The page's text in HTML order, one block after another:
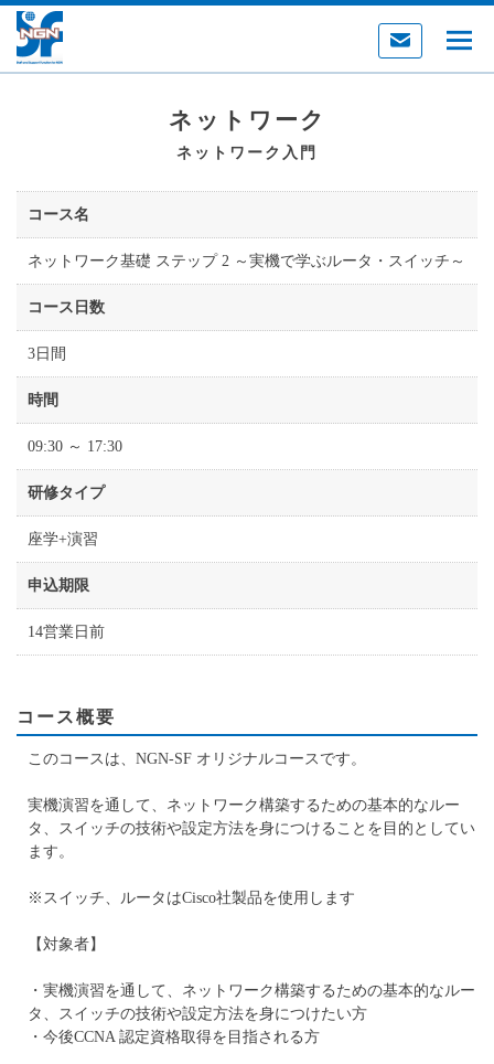
ネットワーク
ネットワーク入門
コース名
ネットワーク基礎 ステップ 2 ～実機で学ぶルータ・スイッチ～
コース日数
3日間
時間
09:30 ～ 17:30
研修タイプ
座学+演習
申込期限
14営業日前
コース概要
このコースは、NGN-SF オリジナルコースです。
実機演習を通して、ネットワーク構築するための基本的なルー
タ、スイッチの技術や設定方法を身につけることを目的としてい
ます。
※スイッチ、ルータはCisco社製品を使用します
【対象者】
・実機演習を通して、ネットワーク構築するための基本的なルー
タ、スイッチの技術や設定方法を身につけたい方
・今後CCNA 認定資格取得を目指される方